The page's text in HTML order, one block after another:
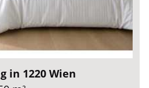
in 1220 Wien